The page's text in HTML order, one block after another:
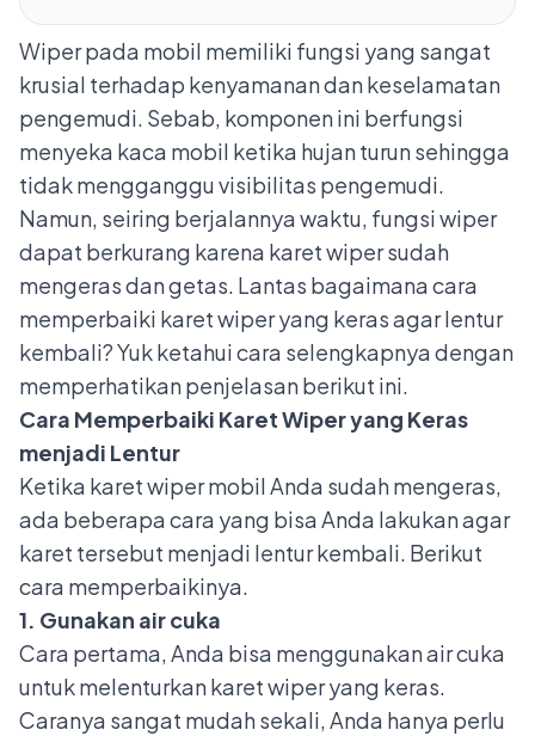
Wiper pada mobil memiliki fungsi yang sangat
krusial terhadap kenyamanan dan keselamatan
pengemudi. Sebab, komponen ini berfungsi
menyeka kaca mobil ketika hujan turun sehingga
tidak mengganggu visibilitas pengemudi.
Namun, seiring berjalannya waktu, fungsi wiper
dapat berkurang karena karet wiper sudah
mengeras dan getas. Lantas bagaimana cara
memperbaiki karet wiper yang keras agar lentur
kembali? Yuk ketahui cara selengkapnya dengan
memperhatikan penjelasan berikut ini.
Cara Memperbaiki Karet Wiper yang Keras
menjadi Lentur
Ketika karet wiper mobil Anda sudah mengeras,
ada beberapa cara yang bisa Anda lakukan agar
karet tersebut menjadi lentur kembali. Berikut
cara memperbaikinya.
1. Gunakan air cuka
Cara pertama, Anda bisa menggunakan air cuka
untuk melenturkan karet wiper yang keras.
Caranya sangat mudah sekali, Anda hanya perlu